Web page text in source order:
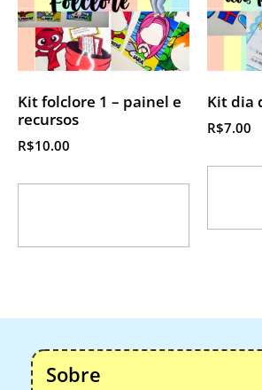
Kit folclore 1 – painel e
recursos
R$10.00
Kit dia
R$7.00
Sobre